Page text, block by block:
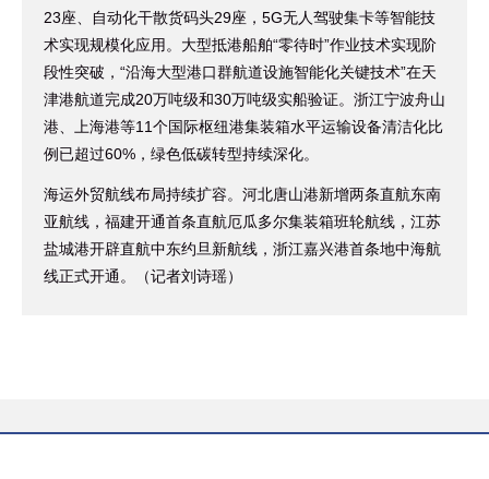
23座、自动化干散货码头29座，5G无人驾驶集卡等智能技
术实现规模化应用。大型抵港船舶“零待时”作业技术实现阶
段性突破，“沿海大型港口群航道设施智能化关键技术”在天
津港航道完成20万吨级和30万吨级实船验证。浙江宁波舟山
港、上海港等11个国际枢纽港集装箱水平运输设备清洁化比
例已超过60%，绿色低碳转型持续深化。
海运外贸航线布局持续扩容。河北唐山港新增两条直航东南
亚航线，福建开通首条直航厄瓜多尔集装箱班轮航线，江苏
盐城港开辟直航中东约旦新航线，浙江嘉兴港首条地中海航
线正式开通。（记者刘诗瑶）